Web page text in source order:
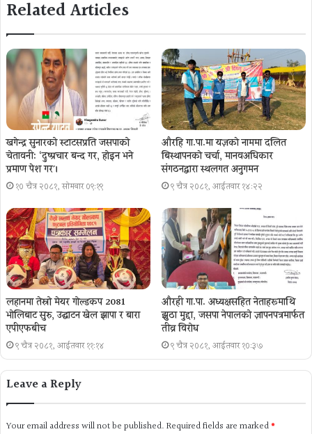
Related Articles
खगेन्द्र सुनारको स्टाटसप्रति जसपाको
चेतावनी: ‘दुष्प्रचार बन्द गर, होइन भने
प्रमाण पेश गर´।
१० चैत्र २०८१, सोमबार ०९:१९
औरहि गा.पा.मा यज्ञकाे नाममा दलित
बिस्थापनकाे चर्चा, मानवअधिकार
संगठनद्वारा स्थलगत अनुगमन
९ चैत्र २०८१, आईतवार १४:२२
लहानमा तेस्रो मेयर गोल्डकप 2081
भोलिबाट सुरु, उद्घाटन खेल झापा र बारा
एपीएफबीच
९ चैत्र २०८१, आईतवार ११:१४
औरही गा.पा. अध्यक्षसहित नेताहरूमाथि
झुठा मुद्दा, जसपा नेपालको ज्ञापनपत्रमार्फत
तीव्र विरोध
९ चैत्र २०८१, आईतवार १०:३७
Leave a Reply
Your email address will not be published. Required fields are marked*